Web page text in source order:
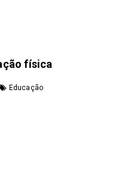
física
Educação